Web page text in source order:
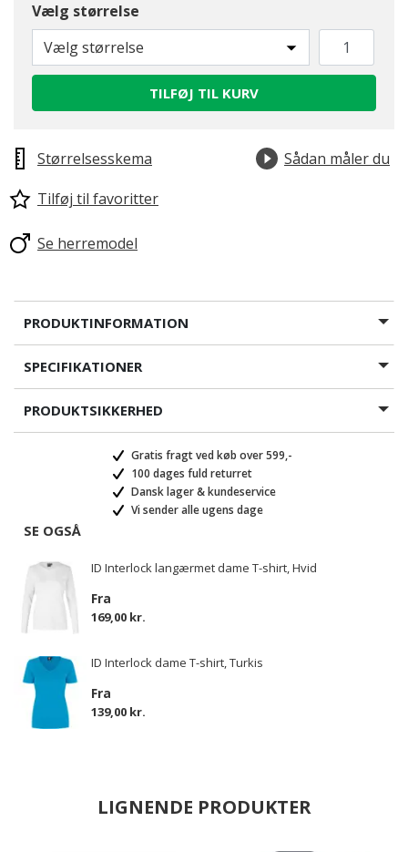
Vælg størrelse
Vælg størrelse
TILFØJ TIL KURV
Størrelsesskema
Sådan måler du
Tilføj til favoritter
Se herremodel
PRODUKTINFORMATION
SPECIFIKATIONER
PRODUKTSIKKERHED
Gratis fragt ved køb over 599,-
100 dages fuld returret
Dansk lager & kundeservice
Vi sender alle ugens dage
SE OGSÅ
ID Interlock langærmet dame T-shirt, Hvid
Fra
169,00 kr.
ID Interlock dame T-shirt, Turkis
Fra
139,00 kr.
LIGNENDE PRODUKTER